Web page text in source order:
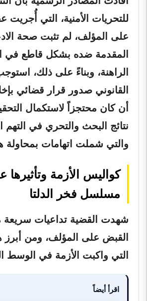
للتحريات الأمنية، التي
على المؤلف، لم تثبت صحة
المقدمة ضده بشكل قاطع في
الراهنة، وبناءً على ذلك،
القانوني صدور قرار قضائي
أن كان محتجزاً لاستكمال
نتائج البحث والتحري في التهم
والتي شملت اتهامات
كواليس الأزمة وتأثيرها
مسلسل فخر الدلتا
شهدت القضية تداعيات سريعة
القبض على المؤلف، ومن أبرز
التي واكبت الأزمة في الوسط
اقرأ أيضاً